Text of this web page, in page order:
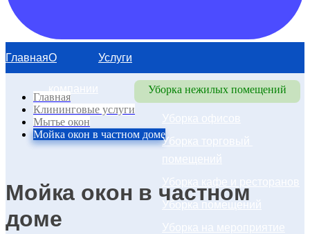
ГлавнаяО
компании
Услуги
Уборка нежилых помещений
Уборка офисов
Уборка торговый
помещений
Уборка кафе и ресторанов
Уборка помещений
Уборка на мероприятие
Главная
Клининговые услуги
Мытье окон
Мойка окон в частном доме
Мойка окон в частном
доме